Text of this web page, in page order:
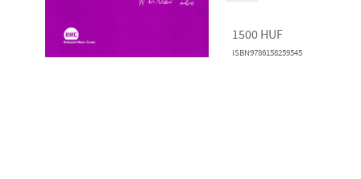
1500HUF
ISBN9786158259545